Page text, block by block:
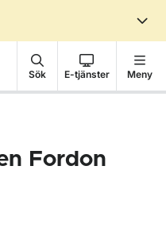
Sök E-tjänster Meny
Fordon